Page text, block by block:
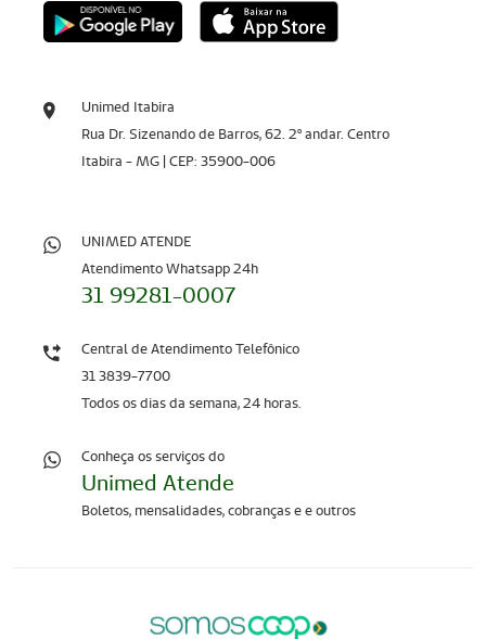
Unimed Itabira
Rua Dr. Sizenando de Barros, 62. 2º andar. Centro
Itabira - MG | CEP: 35900-006
UNIMED ATENDE
Atendimento Whatsapp 24h
31 99281-0007
Central de Atendimento Telefônico
31 3839-7700
Todos os dias da semana, 24 horas.
Conheça os serviços do
Unimed Atende
Boletos, mensalidades, cobranças e e outros